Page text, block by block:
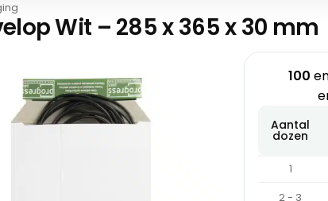
Wit – 285 x 365 x 30 mm
100
Aantal
dozen
1
2 - 3